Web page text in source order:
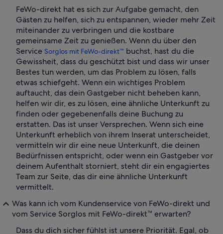
FeWo-direkt hat es sich zur Aufgabe gemacht, den
Gästen zu helfen, sich zu entspannen, wieder mehr Zeit
miteinander zu verbringen und die kostbare
gemeinsame Zeit zu genießen. Wenn du über den
Service Sorglos mit FeWo-direkt™ buchst, hast du die
Gewissheit, dass du geschützt bist und dass wir unser
Bestes tun werden, um das Problem zu lösen, falls
etwas schiefgeht. Wenn ein wichtiges Problem
auftaucht, das dein Gastgeber nicht beheben kann,
helfen wir dir, es zu lösen, eine ähnliche Unterkunft zu
finden oder gegebenenfalls deine Buchung zu
erstatten. Das ist unser Versprechen. Wenn sich eine
Unterkunft erheblich von ihrem Inserat unterscheidet,
vermitteln wir dir eine neue Unterkunft, die deinen
Bedürfnissen entspricht, oder wenn ein Gastgeber vor
deinem Aufenthalt storniert, steht dir ein engagiertes
Team zur Seite, das dir eine ähnliche Unterkunft
vermittelt.
Was kann ich vom Kundenservice von FeWo-direkt und
vom Service Sorglos mit FeWo-direkt™ erwarten?
Dass du dich sicher fühlst ist unsere Priorität. Egal, ob